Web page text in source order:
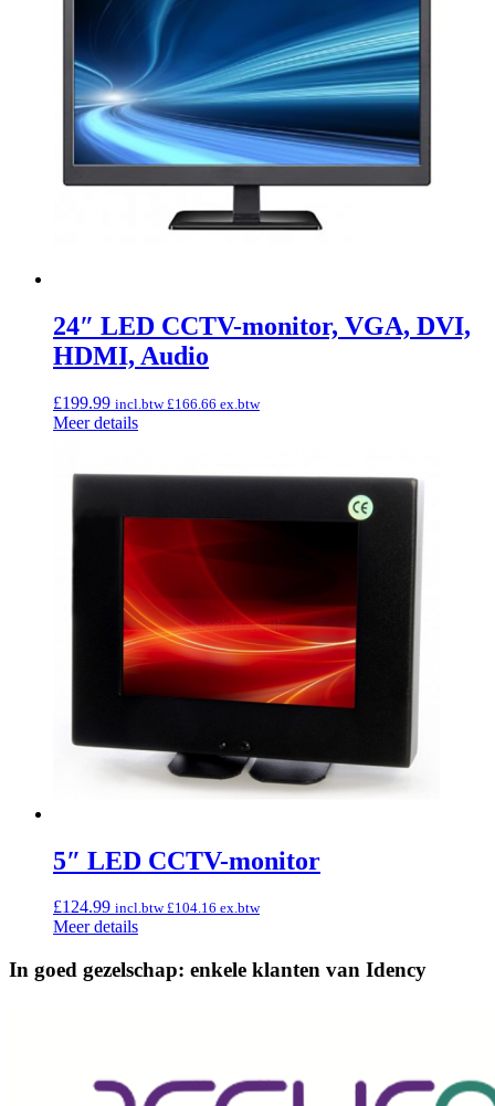
24″ LED CCTV-monitor, VGA, DVI,
HDMI, Audio
£199.99 incl.btw£166.66 ex.btw
Meer details
5″ LED CCTV-monitor
£124.99 incl.btw£104.16 ex.btw
Meer details
In goed gezelschap: enkele klanten van Idency